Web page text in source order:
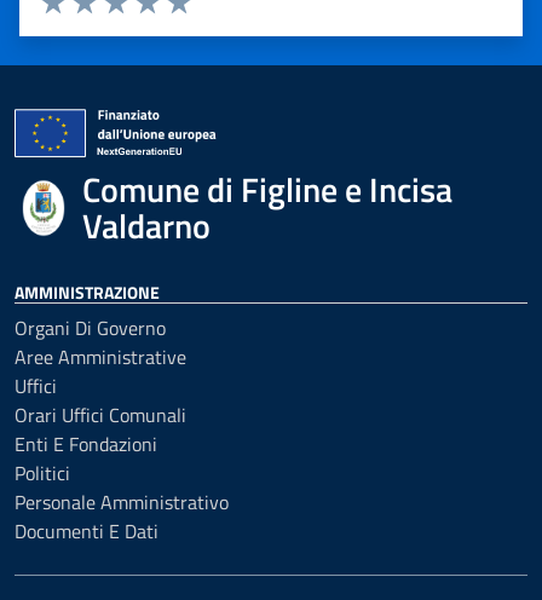
Valuta 5 stelle su 5
Valuta 4 stelle su 5
Valuta 3 stelle su 5
Valuta 2 stelle su 5
Valuta 1 stelle su 5
Comune di Figline e Incisa
Valdarno
AMMINISTRAZIONE
Organi Di Governo
Aree Amministrative
Uffici
Orari Uffici Comunali
Enti E Fondazioni
Politici
Personale Amministrativo
Documenti E Dati